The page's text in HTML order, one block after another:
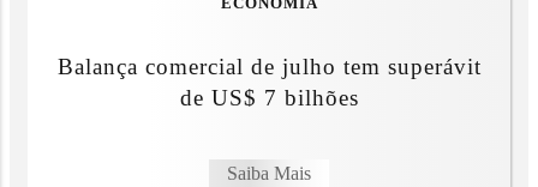
ECONOMIA
Balança comercial de julho tem superávit
de US$ 7 bilhões
Saiba Mais